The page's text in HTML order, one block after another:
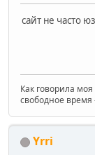
сайт не часто
Как говорила
свободное время
Yrri